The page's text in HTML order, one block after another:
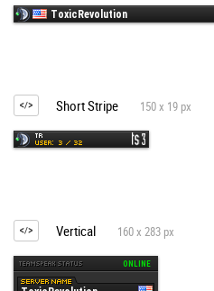
Short Stripe 150 x 19 px
Vertical 160 x 283 px